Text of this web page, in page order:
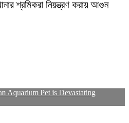
শ্রমিকরা নিয়ন্ত্রণ করায় আগুন
Aquarium Pet is Devastating